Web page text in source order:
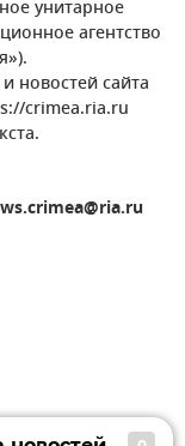
унитарное
агентство
новостей сайта
crimea.ria.ru